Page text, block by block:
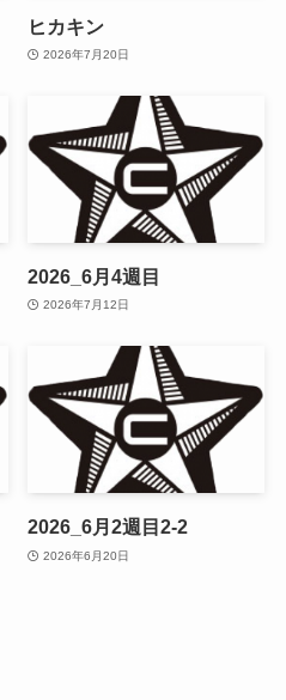
ヒカキン
2026年7月20日
2026_6月4週目
2026年7月12日
2026_6月2週目2-2
2026年6月20日